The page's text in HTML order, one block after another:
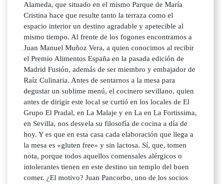
Alameda, que situado en el mismo Parque de María
Cristina hace que resulte tanto la terraza como el
espacio interior un destino agradable y apetecible al
mismo tiempo. Al frente de los fogones encontramos a
Juan Manuel Muñoz Vera, a quien conocimos al recibir
el Premio Alimentos España en la pasada edición de
Madrid Fusión, además de ser miembro y embajador de
Raíz Culinaria. Antes de sentarnos a la mesa para
degustar un sublime menú, el cocinero sevillano, quien
antes de dirigir este local se curtió en los locales de El
Grupo El Pradal, en La Malaje y en La en La Fortissima,
en Sevilla, nos desvela su filosofía de cocina a día de
hoy. Y es que en esta casa cada elaboración que llega a
la mesa es «gluten free» y sin lactosa. Sí, que, tomen
nota, porque todos aquellos comensales alérgicos o
intolerantes tienen en este destino un templo del buen
comer. ¿El motivo? Juan Pancorbo, uno de los socios